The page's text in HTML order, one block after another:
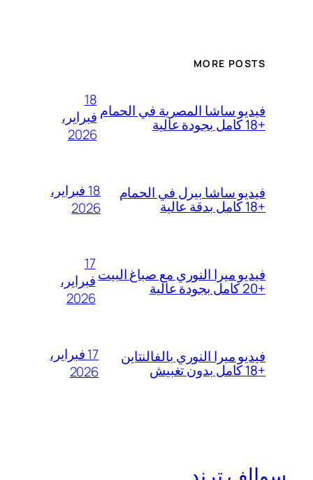
MORE POSTS
فيديو ساشا المصرية في الحمام
+18 كامل بجودة عالية
18
فبراير،
2026
فيديو ساشا بيرل في الحمام
+18 كامل بدقة عالية
18 فبراير،
2026
فيديو ميرا النوري مع صباغ البيت
+20 كامل بجودة عالية
17
فبراير،
2026
فيديو ميرا النوري بالفالنتاين
+18 كامل بدون تغبيش
17 فبراير،
2026